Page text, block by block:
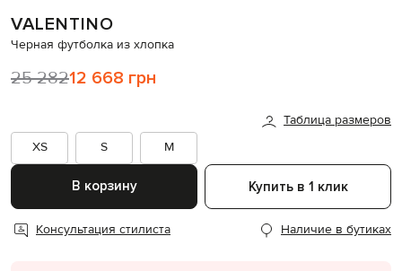
Похожие товары
VALENTINO
Черная футболка из хлопка
25 28212 668 грн
Таблица размеров
XS
S M
В корзину Купить в 1 клик
Консультация стилиста Наличие в бутиках